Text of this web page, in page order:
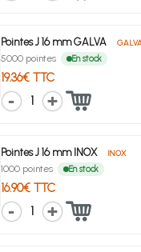
Pointes J 16 mm GALVA
5000 pointes En stock
19.36€ TTC
1
Pointes J 16 mm INOX INOX
1000 pointes En stock
16.90€ TTC
1